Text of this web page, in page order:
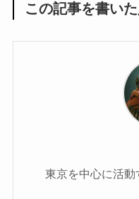
この記事を書いた
東京を中心に活動